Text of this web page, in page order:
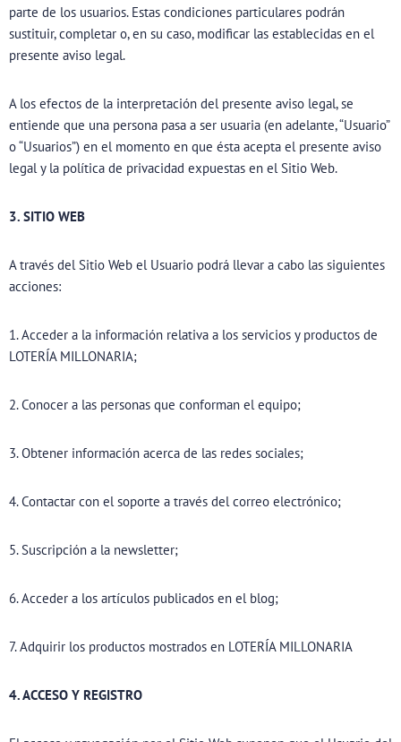
parte de los usuarios. Estas condiciones particulares podrán
sustituir, completar o, en su caso, modificar las establecidas en el
presente aviso legal.
A los efectos de la interpretación del presente aviso legal, se
entiende que una persona pasa a ser usuaria (en adelante, “Usuario”
o “Usuarios”) en el momento en que ésta acepta el presente aviso
legal y la política de privacidad expuestas en el Sitio Web.
3. SITIO WEB
A través del Sitio Web el Usuario podrá llevar a cabo las siguientes
acciones:
1. Acceder a la información relativa a los servicios y productos de
LOTERÍA MILLONARIA;
2. Conocer a las personas que conforman el equipo;
3. Obtener información acerca de las redes sociales;
4. Contactar con el soporte a través del correo electrónico;
5. Suscripción a la newsletter;
6. Acceder a los artículos publicados en el blog;
7. Adquirir los productos mostrados en LOTERÍA MILLONARIA
4. ACCESO Y REGISTRO